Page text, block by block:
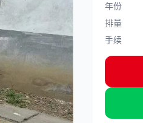
年份
排量
手续